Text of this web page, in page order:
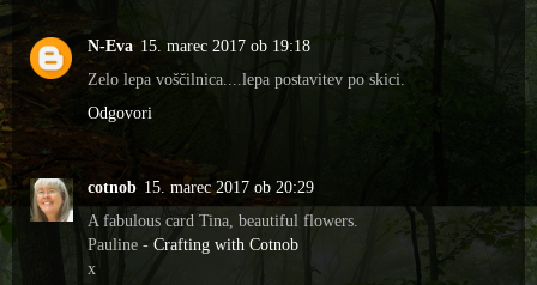
N-Eva 15. marec 2017 ob 19:18
Zelo lepa voščilnica....lepa postavitev po skici.
Odgovori
cotnob 15. marec 2017 ob 20:29
A fabulous card Tina, beautiful flowers.
Pauline - Crafting with Cotnob
x